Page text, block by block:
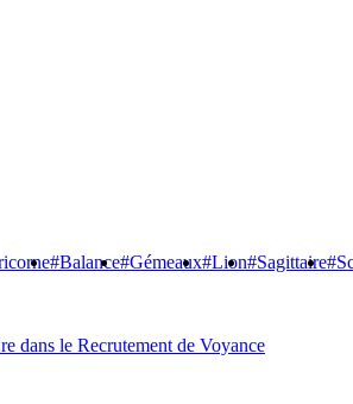
#Balance#Gémeaux#Lion#Sagittaire